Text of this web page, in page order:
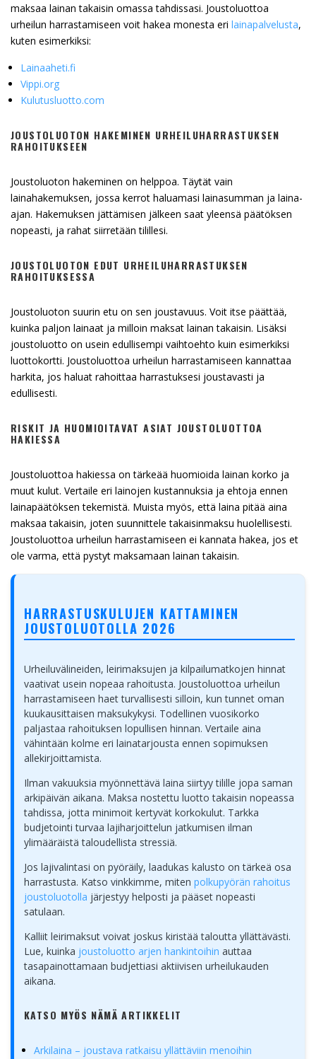
maksaa lainan takaisin omassa tahdissasi. Joustoluottoa
urheilun harrastamiseen voit hakea monesta eri lainapalvelusta,
kuten esimerkiksi:
Lainaaheti.fi
Vippi.org
Kulutusluotto.com
JOUSTOLUOTON HAKEMINEN URHEILUHARRASTUKSEN
RAHOITUKSEEN
Joustoluoton hakeminen on helppoa. Täytät vain
lainahakemuksen, jossa kerrot haluamasi lainasumman ja laina-
ajan. Hakemuksen jättämisen jälkeen saat yleensä päätöksen
nopeasti, ja rahat siirretään tilillesi.
JOUSTOLUOTON EDUT URHEILUHARRASTUKSEN
RAHOITUKSESSA
Joustoluoton suurin etu on sen joustavuus. Voit itse päättää,
kuinka paljon lainaat ja milloin maksat lainan takaisin. Lisäksi
joustoluotto on usein edullisempi vaihtoehto kuin esimerkiksi
luottokortti. Joustoluottoa urheilun harrastamiseen kannattaa
harkita, jos haluat rahoittaa harrastuksesi joustavasti ja
edullisesti.
RISKIT JA HUOMIOITAVAT ASIAT JOUSTOLUOTTOA
HAKIESSA
Joustoluottoa hakiessa on tärkeää huomioida lainan korko ja
muut kulut. Vertaile eri lainojen kustannuksia ja ehtoja ennen
lainapäätöksen tekemistä. Muista myös, että laina pitää aina
maksaa takaisin, joten suunnittele takaisinmaksu huolellisesti.
Joustoluottoa urheilun harrastamiseen ei kannata hakea, jos et
ole varma, että pystyt maksamaan lainan takaisin.
HARRASTUSKULUJEN KATTAMINEN
JOUSTOLUOTOLLA 2026
Urheiluvälineiden, leirimaksujen ja kilpailumatkojen hinnat
vaativat usein nopeaa rahoitusta. Joustoluottoa urheilun
harrastamiseen haet turvallisesti silloin, kun tunnet oman
kuukausittaisen maksukykysi. Todellinen vuosikorko
paljastaa rahoituksen lopullisen hinnan. Vertaile aina
vähintään kolme eri lainatarjousta ennen sopimuksen
allekirjoittamista.
Ilman vakuuksia myönnettävä laina siirtyy tilille jopa saman
arkipäivän aikana. Maksa nostettu luotto takaisin nopeassa
tahdissa, jotta minimoit kertyvät korkokulut. Tarkka
budjetointi turvaa lajiharjoittelun jatkumisen ilman
ylimääräistä taloudellista stressiä.
Jos lajivalintasi on pyöräily, laadukas kalusto on tärkeä osa
harrastusta. Katso vinkkimme, miten polkupyörän rahoitus
joustoluotolla järjestyy helposti ja pääset nopeasti
satulaan.
Kalliit leirimaksut voivat joskus kiristää taloutta yllättävästi.
Lue, kuinka joustoluotto arjen hankintoihin auttaa
tasapainottamaan budjettiasi aktiivisen urheilukauden
aikana.
KATSO MYÖS NÄMÄ ARTIKKELIT
Arkilaina – joustava ratkaisu yllättäviin menoihin